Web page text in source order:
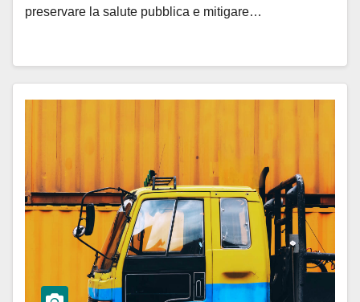
preservare la salute pubblica e mitigare…